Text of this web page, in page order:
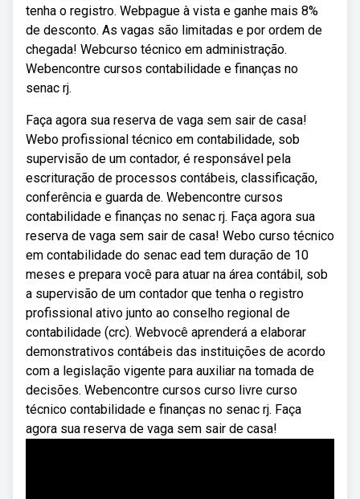
tenha o registro. Webpague à vista e ganhe mais 8%
de desconto. As vagas são limitadas e por ordem de
chegada! Webcurso técnico em administração.
Webencontre cursos contabilidade e finanças no
senac rj.
Faça agora sua reserva de vaga sem sair de casa!
Webo profissional técnico em contabilidade, sob
supervisão de um contador, é responsável pela
escrituração de processos contábeis, classificação,
conferência e guarda de. Webencontre cursos
contabilidade e finanças no senac rj. Faça agora sua
reserva de vaga sem sair de casa! Webo curso técnico
em contabilidade do senac ead tem duração de 10
meses e prepara você para atuar na área contábil, sob
a supervisão de um contador que tenha o registro
profissional ativo junto ao conselho regional de
contabilidade (crc). Webvocê aprenderá a elaborar
demonstrativos contábeis das instituições de acordo
com a legislação vigente para auxiliar na tomada de
decisões. Webencontre cursos curso livre curso
técnico contabilidade e finanças no senac rj. Faça
agora sua reserva de vaga sem sair de casa!